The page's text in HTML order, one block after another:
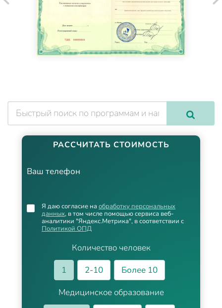
РАССЧИТАТЬ СТОИМОСТЬ
Ваш телефон
Количество человек
1
2-10
Более 10
Медицинское образование
Я даю согласие на обработку персональных
данных, в том числе помощью сервиса веб-
аналитики "Яндекс.Метрика", в соответствии с
Политикой ОПД